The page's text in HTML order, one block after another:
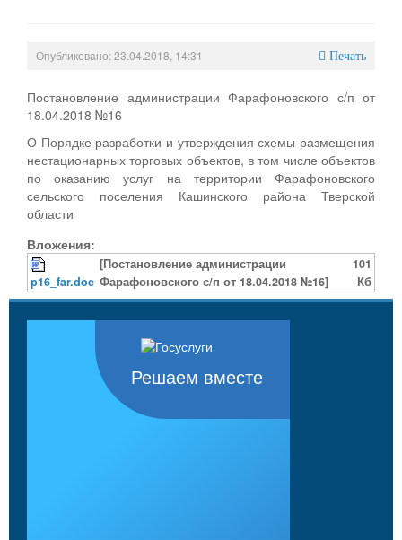
Опубликовано: 23.04.2018, 14:31 Печать
Постановление администрации Фарафоновского с/п от
18.04.2018 №16
О Порядке разработки и утверждения схемы размещения
нестационарных торговых объектов, в том числе объектов
по оказанию услуг на территории Фарафоновского
сельского поселения Кашинского района Тверской
области
Вложения:
p16_far.doc
[Постановление администрации
Фарафоновского с/п от 18.04.2018 №16]
101
Кб
Решаем вместе